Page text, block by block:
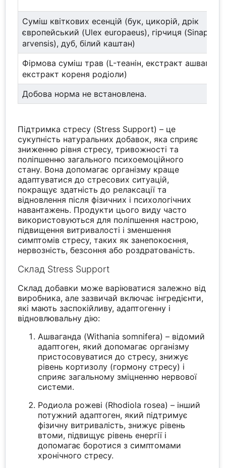
Суміш квіткових есенцій (бук, цикорій, дрік
європейський (Ulex europaeus), гірчиця (Sinapis
arvensis), дуб, білий каштан)
Фірмова суміш трав (L-теанін, екстракт
екстракт кореня родіоли)
Добова норма не встановлена.
Підтримка стресу (Stress Support) – це
сукупність натуральних добавок, яка сприяє
зниженню рівня стресу, тривожності та
поліпшенню загального психоемоційного
стану. Вона допомагає організму краще
адаптуватися до стресових ситуацій,
покращує здатність до релаксації та
відновлення після фізичних і психологічних
навантажень. Продукти цього виду часто
використовуються для поліпшення настрою,
підвищення витривалості і зменшення
симптомів стресу, таких як занепокоєння,
нервозність, безсоння або роздратованість.
Склад Stress Support
Склад добавки може варіюватися залежно від
виробника, але зазвичай включає інгредієнти,
які мають заспокійливу, адаптогенну і
відновлювальну дію:
Ашваганда (Withania somnifera) – відомий
адаптоген, який допомагає організму
пристосовуватися до стресу, знижує
рівень кортизолу (гормону стресу) і
сприяє загальному зміцненню нервової
системи.
Родиола рожеві (Rhodiola rosea) – інший
потужний адаптоген, який підтримує
фізичну витривалість, знижує рівень
втоми, підвищує рівень енергії і
допомагає боротися з симптомами
хронічного стресу.